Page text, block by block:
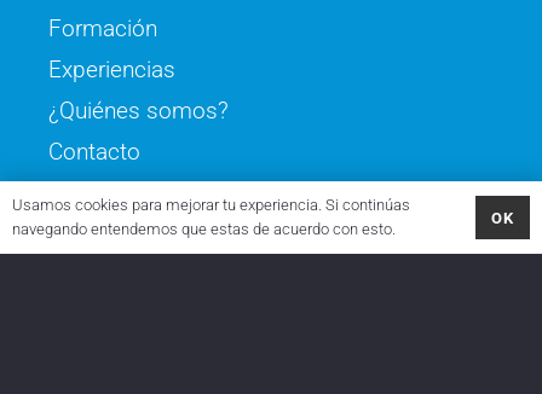
Formación
Experiencias
¿Quiénes somos?
Contacto
Usamos cookies para mejorar tu experiencia. Si continúas
navegando entendemos que estas de acuerdo con esto.
OK